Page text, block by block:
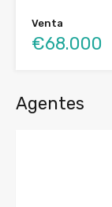
Venta
€68.000
Agentes